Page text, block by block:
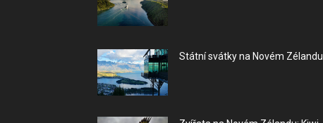
Státní svátky na Novém Zélandu